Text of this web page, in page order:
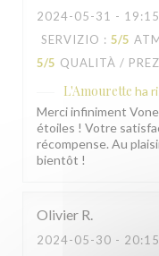
2024-05-31 -
SERVIZIO : 5/5
5/5 QUALITÀ /
L'Amourette ha
Merci infiniment
étoiles ! Votre
récompense. Au
bientôt !
Olivier R
2024-05-30 -